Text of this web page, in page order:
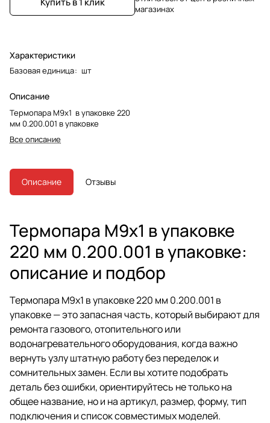
Характеристики
Базовая единица: шт
Описание
Термопара М9х1 в упаковке 220
мм 0.200.001 в упаковке
Все описание
магазинах
Описание Отзывы
Термопара М9х1 в упаковке
220 мм 0.200.001 в упаковке:
описание и подбор
Термопара М9х1 в упаковке 220 мм 0.200.001 в
упаковке — это запасная часть, который выбирают для
ремонта газового, отопительного или
водонагревательного оборудования, когда важно
вернуть узлу штатную работу без переделок и
сомнительных замен. Если вы хотите подобрать
деталь без ошибки, ориентируйтесь не только на
общее название, но и на артикул, размер, форму, тип
подключения и список совместимых моделей.